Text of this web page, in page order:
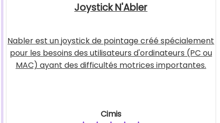
Joystick N'Abler
Nabler est un joystick de pointage créé spécialement
pour les besoins des utilisateurs d'ordinateurs (PC ou
MAC) ayant des difficultés motrices importantes.
Cimis